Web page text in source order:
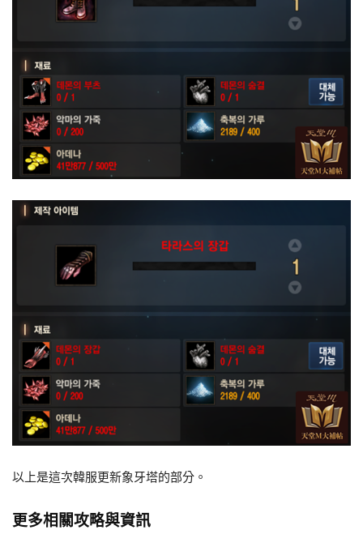
以上是這次韓服更新象牙塔的部分。
更多相關攻略與資訊